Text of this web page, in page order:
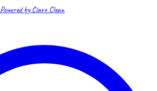
Powered by Claro Clean